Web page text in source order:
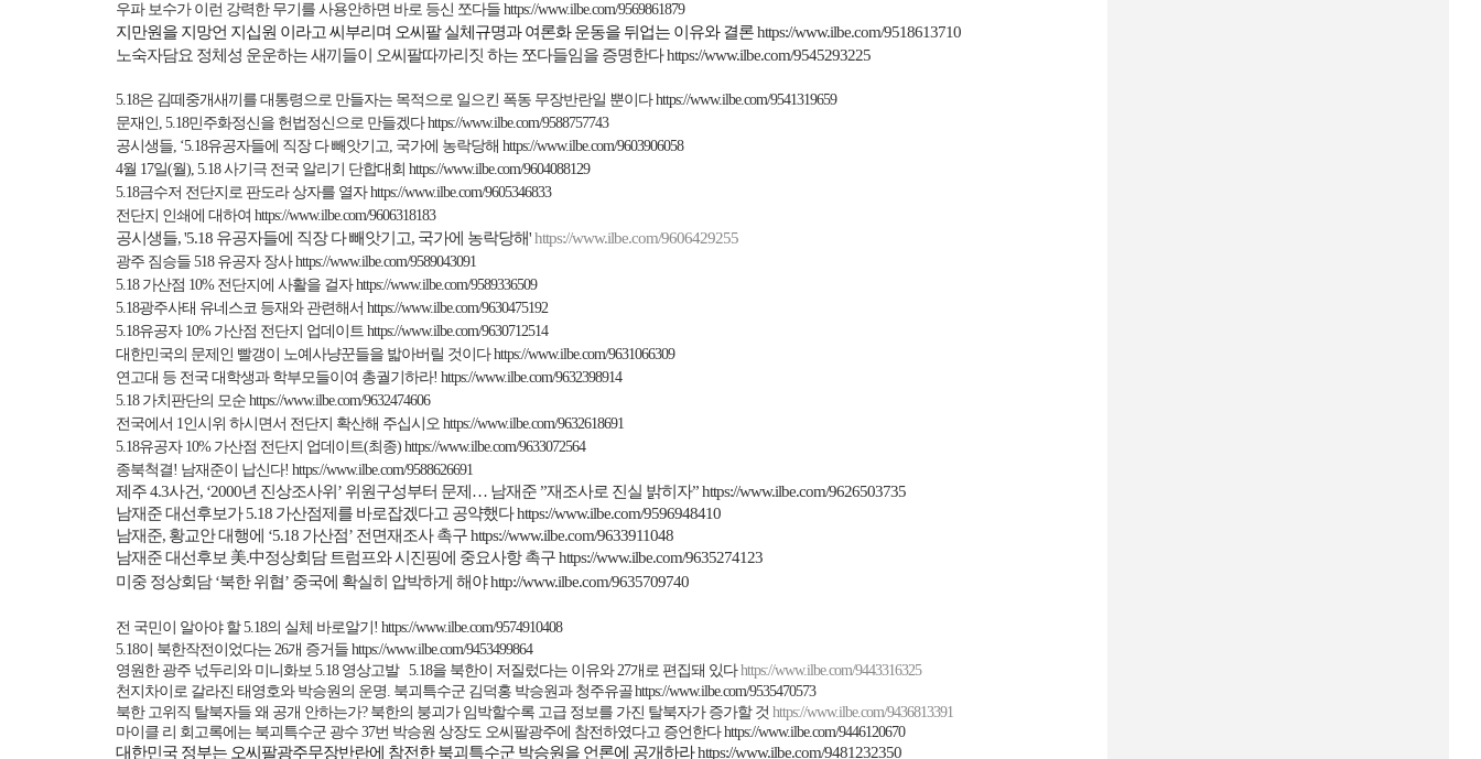
우파 보수가 이런 강력한 무기를 사용안하면 바로 등신 쪼다들 https://www.ilbe.com/9569861879
지만원을 지망언 지십원 이라고 씨부리며 오씨팔 실체규명과 여론화 운동을 뒤업는 이유와 결론https://www.ilbe.com/9518613710
노숙자담요 정체성 운운하는 새끼들이 오씨팔따까리짓 하는 쪼다들임을 증명한다https://www.ilbe.com/9545293225
5.18은 김떼중개새끼를 대통령으로 만들자는 목적으로 일으킨 폭동 무장반란일 뿐이다 https://www.ilbe.com/9541319659
문재인, 5.18민주화정신을 헌법정신으로 만들겠다 https://www.ilbe.com/9588757743
공시생들, ‘5.18유공자들에 직장 다 빼앗기고, 국가에 농락당해 https://www.ilbe.com/9603906058
4월 17일(월), 5.18사기극 전국 알리기 단합대회 https://www.ilbe.com/9604088129
5.18금수저 전단지로 판도라 상자를 열자 https://www.ilbe.com/9605346833
전단지 인쇄에 대하여 https://www.ilbe.com/9606318183
공시생들, '5.18 유공자들에 직장 다 빼앗기고, 국가에 농락당해'https://www.ilbe.com/9606429255
광주 짐승들 518 유공자 장사 https://www.ilbe.com/9589043091
5.18 가산점 10% 전단지에 사활을 걸자 https://www.ilbe.com/9589336509
5.18광주사태 유네스코 등재와 관련해서 https://www.ilbe.com/9630475192
5.18유공자10% 가산점 전단지 업데이트 https://www.ilbe.com/9630712514
대한민국의 문제인 빨갱이 노예사냥꾼들을 밟아버릴 것이다 https://www.ilbe.com/9631066309
연고대 등 전국 대학생과 학부모들이여 총궐기하라! https://www.ilbe.com/9632398914
5.18 가치판단의 모순 https://www.ilbe.com/9632474606
전국에서 1인시위 하시면서 전단지 확산해 주십시오 https://www.ilbe.com/9632618691
5.18유공자10% 가산점 전단지 업데이트(최종) https://www.ilbe.com/9633072564
종북척결! 남재준이 납신다! https://www.ilbe.com/9588626691
제주4.3사건, ‘2000년 진상조사위 ’ 위원구성부터 문제 … 남재준”재조사로 진실 밝히자”https://www.ilbe.com/9626503735
남재준 대선후보가5.18 가산점제를 바로잡겠다고 공약했다https://www.ilbe.com/9596948410
남재준, 황교안 대행에 ‘5.18 가산점’ 전면재조사 촉구https://www.ilbe.com/9633911048
남재준 대선후보 美.中정상회담 트럼프와 시진핑에 중요사항 촉구https://www.ilbe.com/9635274123
미중 정상회담 ‘북한 위협’ 중국에 확실히 압박하게 해야http://www.ilbe.com/9635709740
전 국민이 알아야 할5.18의 실체 바로알기 ! https://www.ilbe.com/9574910408
5.18이 북한작전이었다는 26개 증거들 https://www.ilbe.com/9453499864
영원한 광주 넋두리와 미니화보 5.18 영상고발5.18을 북한이 저질렀다는 이유와27개로 편집돼 있다https://www.ilbe.com/9443316325
천지차이로 갈라진 태영호와 박승원의 운명. 북괴특수군 김덕홍 박승원과 청주유골https://www.ilbe.com/9535470573
북한 고위직 탈북자들 왜 공개 안하는가? 북한의 붕괴가 임박할수록 고급 정보를 가진 탈북자가 증가할 것 https://www.ilbe.com/9436813391
마이클 리 회고록에는 북괴특수군 광수 37번 박승원 상장도 오씨팔광주에 참전하였다고 증언한다 https://www.ilbe.com/9446120670
대한민국 정부는 오씨팔광주무장반란에 참전한 북괴특수군 박승원을 언론에 공개하라https://www.ilbe.com/9481232350